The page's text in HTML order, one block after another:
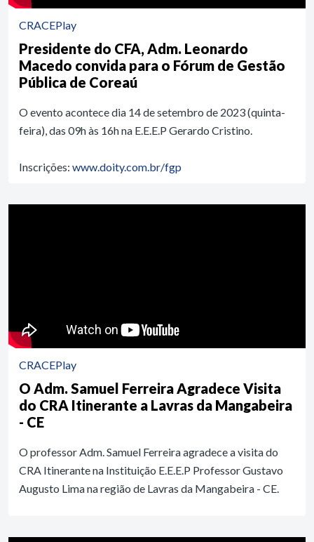
CRACEPlay
Presidente do CFA, Adm. Leonardo
Macedo convida para o Fórum de Gestão
Pública de Coreaú
O evento acontece dia 14 de setembro de 2023 (quinta-
feira), das 09h às 16h na E.E.E.P Gerardo Cristino.
Inscrições: www.doity.com.br/fgp
CRACEPlay
O Adm. Samuel Ferreira Agradece Visita
do CRA Itinerante a Lavras da Mangabeira
- CE
O professor Adm. Samuel Ferreira agradece a visita do
CRA Itinerante na Instituição E.E.E.P Professor Gustavo
Augusto Lima na região de Lavras da Mangabeira - CE.